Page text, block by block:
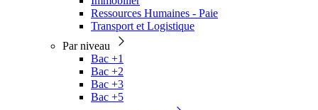
Ressources Humaines - Paie
Transport et Logistique
Par niveau
Bac +1
Bac +2
Bac +3
Bac +5